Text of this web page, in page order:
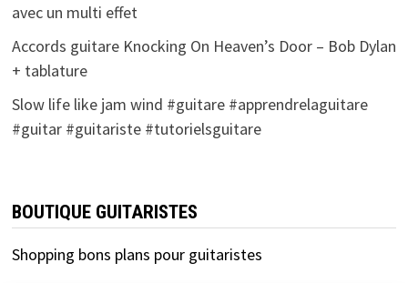
avec un multi effet
Accords guitare Knocking On Heaven’s Door – Bob Dylan
+ tablature
Slow life like jam wind #guitare #apprendrelaguitare
#guitar #guitariste #tutorielsguitare
BOUTIQUE GUITARISTES
Shopping bons plans pour guitaristes